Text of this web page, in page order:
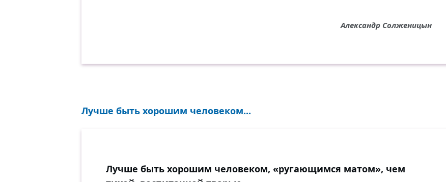
Александр Солженицын
Лучше быть хорошим человеком...
Лучше быть хорошим человеком, «ругающимся матом», чем